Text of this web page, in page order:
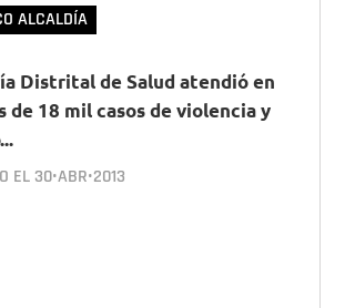
ALCALDÍA
Distrital de Salud atendió en
de 18 mil casos de violencia y
EL 30•ABR•2013